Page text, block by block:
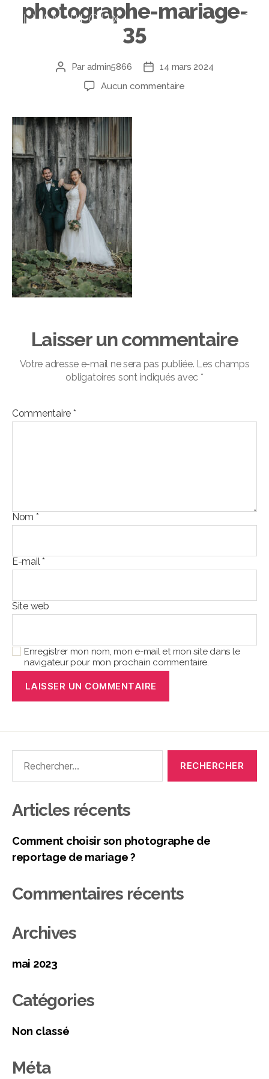
photographe-mariage-
35
Par admin5866
14 mars 2024
Aucun commentaire
Laisser un commentaire
Votre adresse e-mail ne sera pas publiée. Les champs
obligatoires sont indiqués avec *
Commentaire *
Nom *
E-mail*
Site web
Enregistrer mon nom, mon e-mail et mon site dans le
navigateur pour mon prochain commentaire.
Articles récents
Comment choisir son photographe de
reportage de mariage ?
Commentaires récents
Archives
mai 2023
Catégories
Non classé
Méta